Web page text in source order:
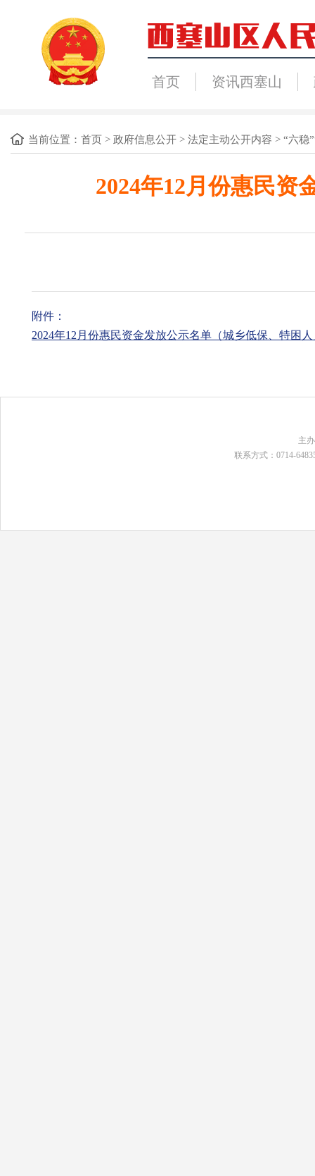
首页 资讯西塞山
当前位置： 首页 > 政府信息公开 > 法定主动公开内容 > “六稳
2024年12月份惠民资
附件：
2024年12月份惠民资金发放公示名单（城乡低保、特困
主
联系方式：0714-